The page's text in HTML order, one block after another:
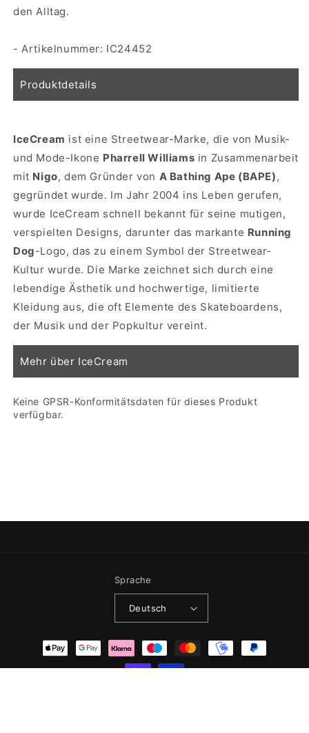
den Alltag.
- Artikelnummer: IC24452
Produktdetails
IceCream ist eine Streetwear-Marke, die von Musik-
und Mode-Ikone Pharrell Williams in Zusammenarbeit
mit Nigo, dem Gründer von A Bathing Ape (BAPE),
gegründet wurde. Im Jahr 2004 ins Leben gerufen,
wurde IceCream schnell bekannt für seine mutigen,
verspielten Designs, darunter das markante Running
Dog-Logo, das zu einem Symbol der Streetwear-
Kultur wurde. Die Marke zeichnet sich durch eine
lebendige Ästhetik und hochwertige, limitierte
Kleidung aus, die oft Elemente des Skateboardens,
der Musik und der Popkultur vereint.
Mehr über IceCream
Keine GPSR-Konformitätsdaten für dieses Produkt
verfügbar.
Sprache
Deutsch
Zahlungsmethoden